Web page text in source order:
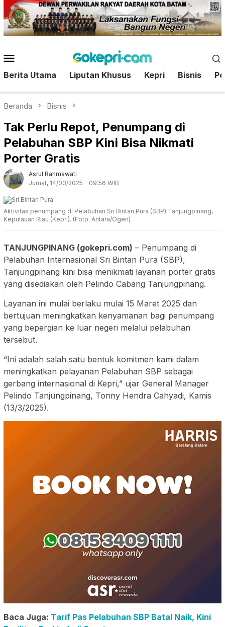
Loncat
ke
konten
Mobile
Berita Utama Liputan Khusus Kepri Bisnis
Beranda Bisnis
Tak Perlu Repot, Penumpang di
Pelabuhan SBP Kini Bisa Nikmati
Porter Gratis
Asrul Rahmawati
Jumat, 14/03/2025 - 09:56 WIB
Aktivitas penumpang di Pelabuhan Sri Bintan Pura (SBP) Tanjungpinang,
Kepulauan Riau (Kepri). (Foto: Antara/Ogen)
TANJUNGPINANG (gokepri.com) – Penumpang di
Pelabuhan Internasional Sri Bintan Pura (SBP),
Tanjungpinang kini bisa menikmati layanan porter gratis
yang disediakan oleh Pelindo Cabang Tanjungpinang.
Layanan ini mulai berlaku mulai 15 Maret 2025 dan
bertujuan meningkatkan kenyamanan bagi penumpang
yang bepergian ke luar negeri melalui pelabuhan
tersebut.
“Ini adalah salah satu bentuk komitmen kami dalam
meningkatkan pelayanan Pelabuhan SBP sebagai
gerbang internasional di Kepri,” ujar General Manager
Pelindo Tanjungpinang, Tonny Hendra Cahyadi, Kamis
(13/3/2025).
Baca Juga: Tarif Pas Pelabuhan SBP Batal Naik, Kini